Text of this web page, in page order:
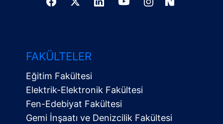
FAKÜLTELER
Eğitim Fakültesi
Elektrik-Elektronik Fakültesi
Fen-Edebiyat Fakültesi
Gemi İnşaatı ve Denizcilik Fakültesi